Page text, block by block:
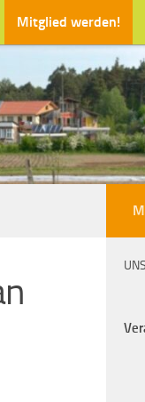
Mitglied werden!